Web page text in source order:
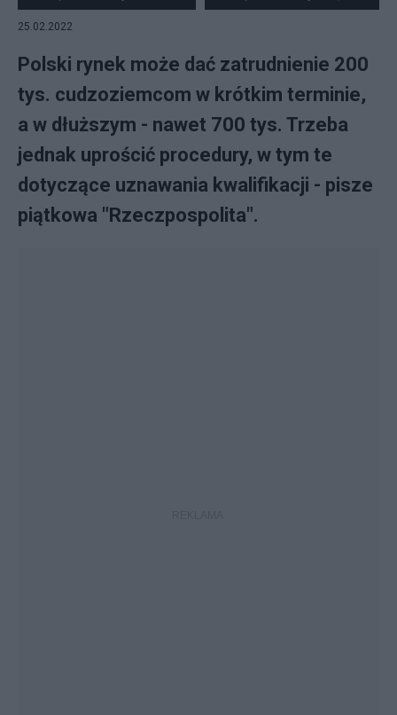
25.02.2022
Polski rynek może dać zatrudnienie 200
tys. cudzoziemcom w krótkim terminie,
a w dłuższym - nawet 700 tys. Trzeba
jednak uprościć procedury, w tym te
dotyczące uznawania kwalifikacji - pisze
piątkowa "Rzeczpospolita".